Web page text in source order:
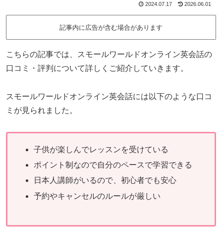
2024.07.17 2026.06.01
記事内に広告が含む場合があります
こちらの記事では、スモールワールドオンライン英会話の
口コミ・評判について詳しくご紹介していきます。
スモールワールドオンライン英会話には以下のような口コ
ミが見られました。
子供が楽しんでレッスンを受けている
ポイント制なので自分のペースで学習できる
日本人講師がいるので、初心者でも安心
予約やキャンセルのルールが厳しい